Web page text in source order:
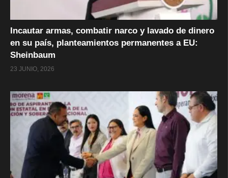
Incautar armas, combatir narco y lavado de dinero
en su país, planteamientos permanentes a EU:
Sheinbaum
23 JUNIO, 2026